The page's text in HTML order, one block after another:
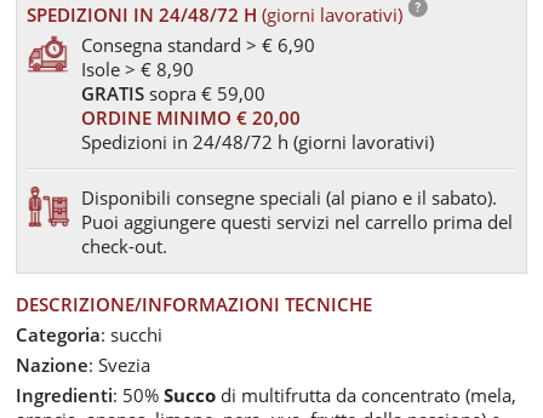
SPEDIZIONI IN 24/48/72 H(giorni lavorativi)
Consegna standard > € 6,90
Isole > € 8,90
GRATIS sopra € 59,00
ORDINE MINIMO € 20,00
Spedizioni in 24/48/72 h (giorni lavorativi)
Disponibili consegne speciali (al piano e il sabato).
Puoi aggiungere questi servizi nel carrello prima del
check-out.
DESCRIZIONE/INFORMAZIONI TECNICHE
Categoria: succhi
Nazione: Svezia
Ingredienti: 50%Succo di multifrutta da concentrato (mela,